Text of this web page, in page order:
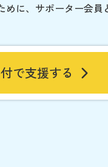
に、サポーター会
で支援する